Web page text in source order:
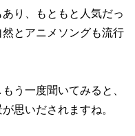
り、もともと人気だっ
とアニメソングも流行
う一度聞いてみると、
思いだされますね。